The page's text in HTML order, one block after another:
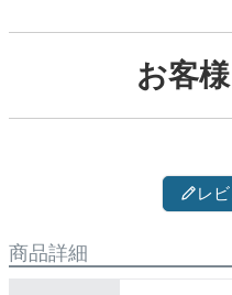
お客
レ
商品詳細